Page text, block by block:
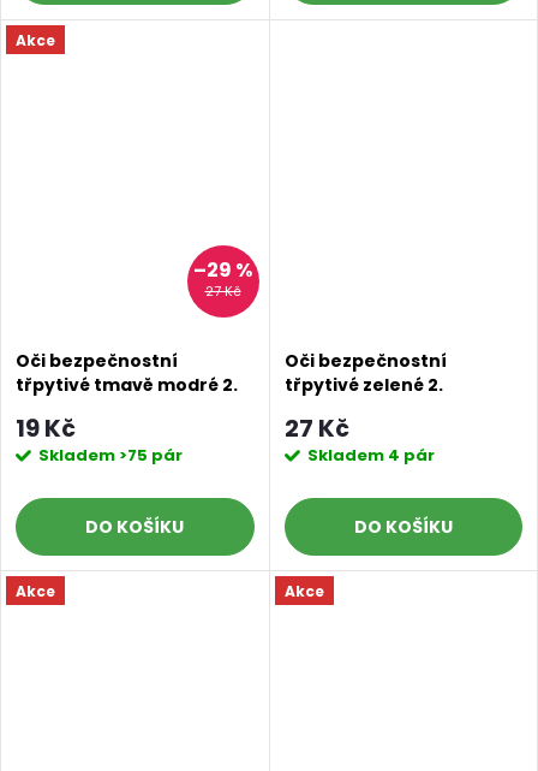
Akce
27 Kč
–29 %
Oči bezpečnostní
třpytivé tmavě modré 2.
19 Kč
Skladem >75 pár
DO KOŠÍKU
Oči bezpečnostní
třpytivé zelené 2.
27 Kč
Skladem 4 pár
DO KOŠÍKU
Akce Akce